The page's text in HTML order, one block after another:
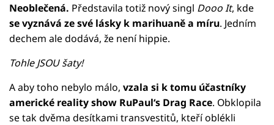
Neoblečená. Představila totiž nový singl Dooo It, kde
se vyznává ze své lásky k marihuaně a míru. Jedním
dechem ale dodává, že není hippie.
Tohle JSOU šaty!
A aby toho nebylo málo, vzala si k tomu účastníky
americké reality show RuPaul‘s Drag Race. Obklopila
se tak dvěma desítkami transvestitů, kteří oblékli